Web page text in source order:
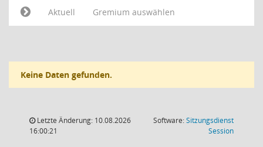
Aktuell
Gremium auswählen
Keine Daten gefunden.
Letzte Änderung: 10.08.2026
16:00:21
Software:Sitzungsdienst
Session(Wird in